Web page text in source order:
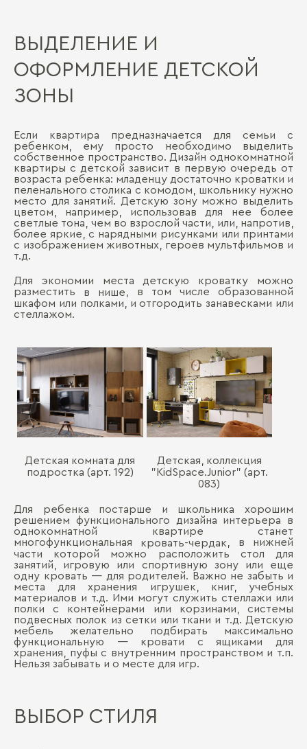
ВЫДЕЛЕНИЕ И
ОФОРМЛЕНИЕ ДЕТСКОЙ
ЗОНЫ
Если квартира предназначается для семьи с
ребенком, ему просто необходимо выделить
собственное пространство. Дизайн однокомнатной
квартиры с детской зависит в первую очередь от
возраста ребенка: младенцу достаточно кроватки и
пеленального столика с комодом, школьнику нужно
место для занятий. Детскую зону можно выделить
цветом, например, использовав для нее более
светлые тона, чем во взрослой части, или, напротив,
более яркие, с нарядными рисунками или принтами
с изображением животных, героев мультфильмов и
т.д.
Для экономии места детскую кроватку можно
разместить в нише , в том числе образованной
шкафом или полками, и отгородить занавесками или
стеллажом.
Детская комната для
подростка (арт. 192)
Детская, коллекция
"KidSpace.Junior" (арт.
083)
Для ребенка постарше и школьника хорошим
решением функционального дизайна интерьера в
однокомнатной квартире станет
многофункциональная кровать-чердак , в нижней
части которой можно расположить стол для
занятий, игровую или спортивную зону или еще
одну кровать ― для родителей. Важно не забыть и
места для хранения игрушек, книг, учебных
материалов и т.д. Ими могут служить стеллажи или
полки с контейнерами или корзинами, системы
подвесных полок из сетки или ткани и т.д. Детскую
мебель желательно подбирать максимально
функциональную ― кровати с ящиками для
хранения, пуфы с внутренним пространством и т.п.
Нельзя забывать и о месте для игр.
ВЫБОР СТИЛЯ